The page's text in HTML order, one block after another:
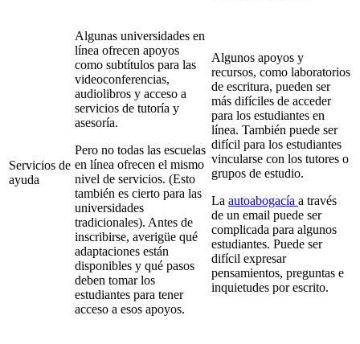
Servicios de
ayuda
Algunas universidades en
línea ofrecen apoyos
como subtítulos para las
videoconferencias,
audiolibros y acceso a
servicios de tutoría y
asesoría.
Pero no todas las escuelas
en línea ofrecen el mismo
nivel de servicios. (Esto
también es cierto para las
universidades
tradicionales). Antes de
inscribirse, averigüe qué
adaptaciones están
disponibles y qué pasos
deben tomar los
estudiantes para tener
acceso a esos apoyos.
Algunos apoyos y
recursos, como laboratorios
de escritura, pueden ser
más difíciles de acceder
para los estudiantes en
línea. También puede ser
difícil para los estudiantes
vincularse con los tutores o
grupos de estudio.
La autoabogacía a través
de un email puede ser
complicada para algunos
estudiantes. Puede ser
difícil expresar
pensamientos, preguntas e
inquietudes por escrito.